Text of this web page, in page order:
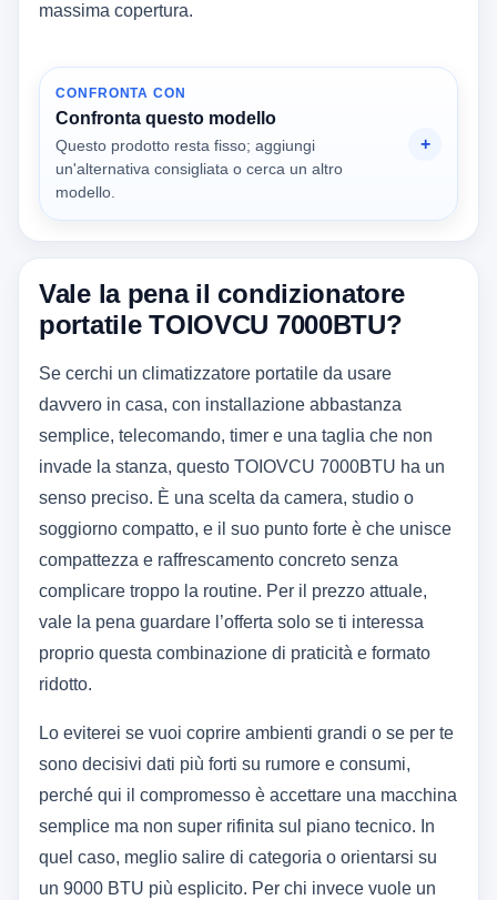
massima copertura.
CONFRONTA CON
Confronta questo modello
Questo prodotto resta fisso; aggiungi
un'alternativa consigliata o cerca un altro
modello.
Vale la pena il condizionatore
portatile TOIOVCU 7000BTU?
Se cerchi un climatizzatore portatile da usare
davvero in casa, con installazione abbastanza
semplice, telecomando, timer e una taglia che non
invade la stanza, questo TOIOVCU 7000BTU ha un
senso preciso. È una scelta da camera, studio o
soggiorno compatto, e il suo punto forte è che unisce
compattezza e raffrescamento concreto senza
complicare troppo la routine. Per il prezzo attuale,
vale la pena guardare l’offerta solo se ti interessa
proprio questa combinazione di praticità e formato
ridotto.
Lo eviterei se vuoi coprire ambienti grandi o se per te
sono decisivi dati più forti su rumore e consumi,
perché qui il compromesso è accettare una macchina
semplice ma non super rifinita sul piano tecnico. In
quel caso, meglio salire di categoria o orientarsi su
un 9000 BTU più esplicito. Per chi invece vuole un